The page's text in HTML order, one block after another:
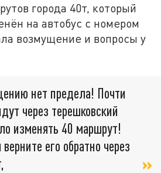
города 40т, который
на автобус с номером
возмущение и вопросы у
нет предела! Почти
через терешковский
изменять 40 маршрут!
его обратно через